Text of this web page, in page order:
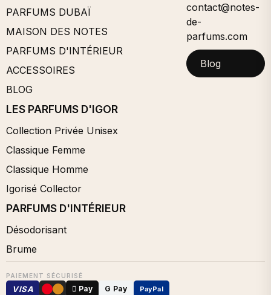
PARFUMS DUBAÏ
MAISON DES NOTES
PARFUMS D'INTÉRIEUR
ACCESSOIRES
BLOG
LES PARFUMS D'IGOR
Collection Privée Unisex
Classique Femme
Classique Homme
Igorisé Collector
PARFUMS D'INTÉRIEUR
Désodorisant
Brume
contact@notes-
de-
parfums.com
Blog
PAIEMENT SÉCURISÉ
VISA  Pay G Pay PayPal